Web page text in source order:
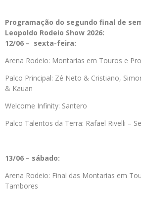
Programação do segundo final de
Leopoldo Rodeio Show 2026:
12/06 – sexta-feira:
Arena Rodeio: Montarias em Touros e
Palco Principal: Zé Neto & Cristiano,
& Kauan
Welcome Infinity: Santero
Palco Talentos da Terra: Rafael Rivelli –
13/06 – sábado:
Arena Rodeio: Final das Montarias em
Tambores